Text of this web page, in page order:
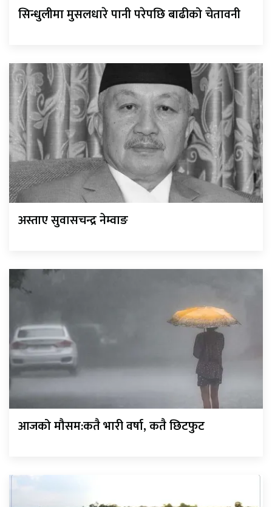
सिन्धुलीमा मुसलधारे पानी परेपछि बाढीको चेतावनी
अस्ताए सुवासचन्द्र नेम्वाङ
आजको मौसम:कतै भारी वर्षा, कतै छिटफुट